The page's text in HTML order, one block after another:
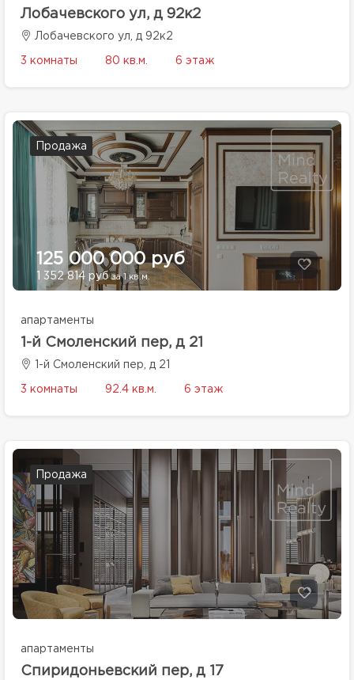
Лобачевского ул, д 92к2
Лобачевского ул, д 92к2
3 комнаты 80 кв.м. 6 этаж
Продажа
125 000 000 руб
1 352 814 рубза 1 кв.м.
апартаменты
1-й Смоленский пер, д 21
1-й Смоленский пер, д 21
3 комнаты 92.4 кв.м. 6 этаж
Продажа
апартаменты
Спиридоньевский пер, д 17